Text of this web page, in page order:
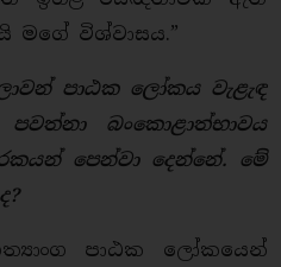
මගේ විශ්වාසය.”
පාඨක ලෝකය වැළැඳ
බංකොළාත්භාවය
පෙන්වා දෙන්නේ. මේ
පාඨක ලෝකයෙන්